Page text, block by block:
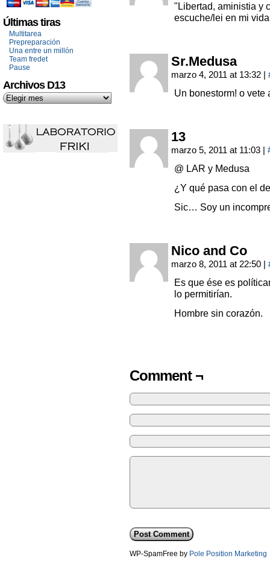
Últimas tiras
Multitarea
Prepreparación
Una entre un millón
Team fredet
Pause
Archivos D13
"Libertad, aministia y
escuche/lei en mi vida
Sr.Medusa
marzo 4, 2011 at 13:32 |
Un bonestorm! o vete
13
marzo 5, 2011 at 11:03 |
@ LAR y Medusa
¿Y qué pasa con el
Sic… Soy un
Nico and Co
marzo 8, 2011 at 22:50 |
Es que ése es
lo permitirían.
Hombre sin corazón.
Comment ¬
WP-SpamFree by Pole Position Marketing